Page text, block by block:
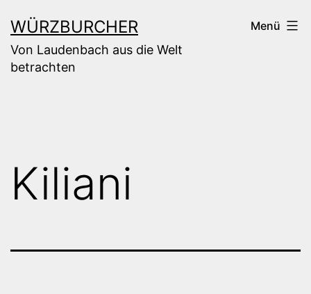
Inhalt
springen
WÜRZBURCHER
Von Laudenbach aus die Welt
betrachten
Menü
Kiliani